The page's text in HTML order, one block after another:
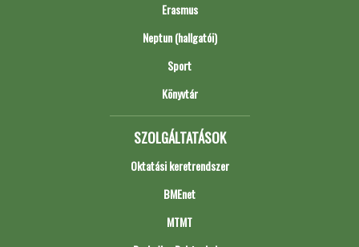
Erasmus
Neptun (hallgatói)
Sport
Könyvtár
SZOLGÁLTATÁSOK
Oktatási keretrendszer
BMEnet
MTMT